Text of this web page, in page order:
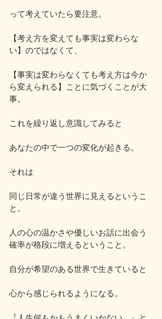
って考えていたら要注意。
【考え方を変えても事実は変わらな
い】のではなくて、
【事実は変わらなくても考え方は今か
ら変えられる】ことに気づくことが大
事。
これを繰り返し意識してみると
あなたの中で一つの変化が起きる。
それは
同じ日常が違う世界に見えるというこ
と。
人の心の温かさや優しいお話に出会う
確率が格段に増えるということ。
自分が希望のある世界で生きていると
心から感じられるようになる。